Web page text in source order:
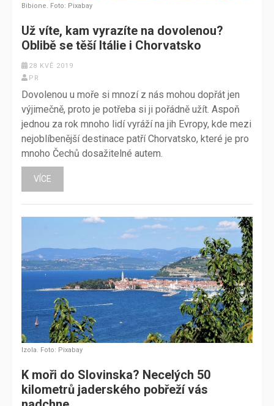
Bibione. Foto: Pixabay
Už víte, kam vyrazíte na dovolenou?
Oblibě se těší Itálie i Chorvatsko
28 KVĚ 2019
PR
Dovolenou u moře si mnozí z nás mohou dopřát jen
výjimečně, proto je potřeba si ji pořádně užít. Aspoň
jednou za rok mnoho lidí vyráží na jih Evropy, kde mezi
nejoblíbenější destinace patří Chorvatsko, které je pro
mnoho Čechů dosažitelné autem.
VÍCE
Izola. Foto: Pixabay
K moři do Slovinska? Necelých 50
kilometrů jaderského pobřeží vás